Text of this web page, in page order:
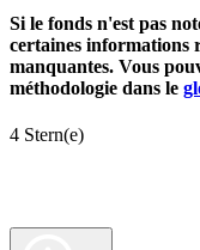
Si le fonds n'est pas
certaines informations
manquantes. Vous
méthodologie dans le
4 Stern(e)